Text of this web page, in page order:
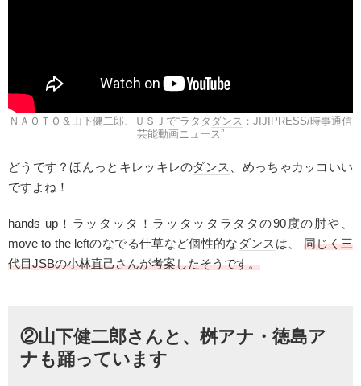
ＮＡＯＴＯ＆山下健二郎、ＵＳＪで“ラタタ ダンス ：JIJIPRESS/時事通信
芸能動画ニュース”
どうです？ほんっとキレッキレのダンス
、めっちゃカッコいい
ですよね！
hands up！ラッタッタ！ラッタッタラタタの90度の肘や、
move to the leftのなでる仕草など個性的な ダンス は、 同じく三
代目JSBの小林直己さんが考案したそうです。
②山下健二郎さんと、桝アナ・徳島ア
ナも踊っています